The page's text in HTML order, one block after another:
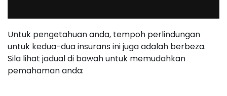
Untuk pengetahuan anda, tempoh perlindungan
untuk kedua-dua insurans ini juga adalah berbeza.
Sila lihat jadual di bawah untuk memudahkan
pemahaman anda: